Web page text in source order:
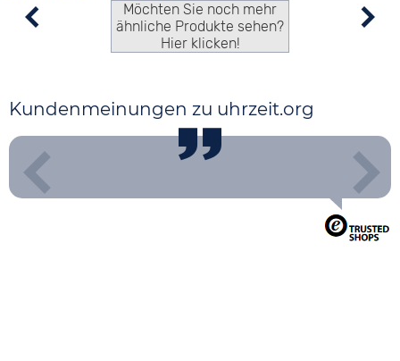
Möchten Sie noch mehr
ähnliche Produkte sehen?
Hier klicken!
Kundenmeinungen zu uhrzeit.org